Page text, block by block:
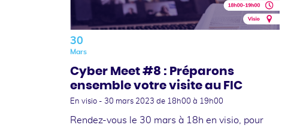
30
Mars
Cyber Meet #8 : Préparons
ensemble votre visite au FIC
En visio - 30 mars 2023 de 18h00 à 19h00
Rendez-vous le 30 mars à 18h en visio, pour